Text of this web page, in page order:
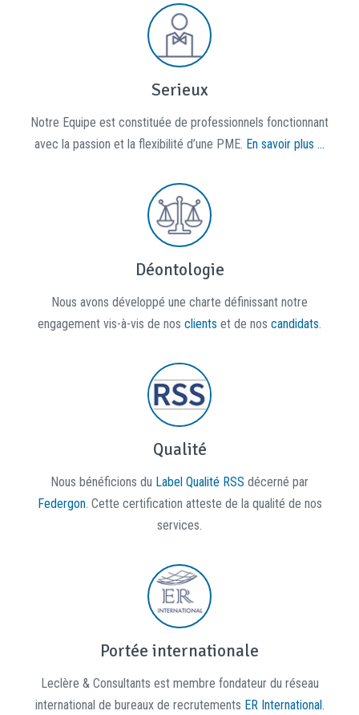
Serieux
Notre Equipe est constituée de professionnels fonctionnant
avec la passion et la flexibilité d’une PME. En savoir plus ...
Déontologie
Nous avons développé une charte définissant notre
engagement vis-à-vis de nos clients et de nos candidats.
Qualité
Nous bénéficions du Label Qualité RSS décerné par
Federgon. Cette certification atteste de la qualité de nos
services.
Portée internationale
Leclère & Consultants est membre fondateur du réseau
international de bureaux de recrutements ER International.